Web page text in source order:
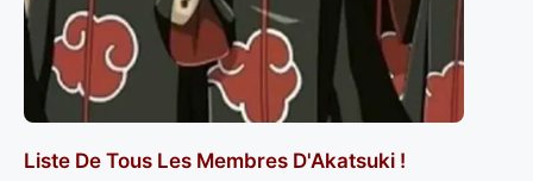
Liste De Tous Les Membres D'Akatsuki !